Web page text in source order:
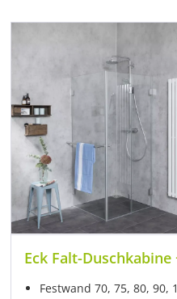
Eck Falt-Duschkabine
Festwand 70, 75, 80, 90,